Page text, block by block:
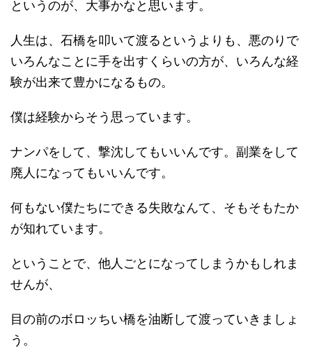
というのが、大事かなと思います。
人生は、石橋を叩いて渡るというよりも、悪のりで
いろんなことに手を出すくらいの方が、いろんな経
験が出来て豊かになるもの。
僕は経験からそう思っています。
ナンパをして、撃沈してもいいんです。副業をして
廃人になってもいいんです。
何もない僕たちにできる失敗なんて、そもそもたか
が知れています。
ということで、他人ごとになってしまうかもしれま
せんが、
目の前のボロッちい橋を油断して渡っていきましょ
う。